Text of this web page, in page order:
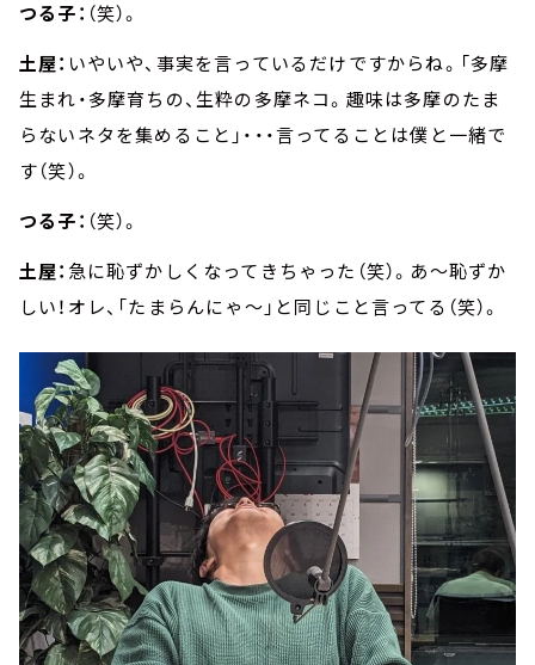
つる子： （笑）。
土屋： いやいや、事実を言っているだけですからね。「多摩
生まれ・多摩育ちの、生粋の多摩ネコ。趣味は多摩のたま
らないネタを集めること」・・・言ってることは僕と一緒で
す（笑）。
つる子： （笑）。
土屋： 急に恥ずかしくなってきちゃった（笑）。あ～恥ずか
しい！オレ、「たまらんにゃ～」と同じこと言ってる（笑）。